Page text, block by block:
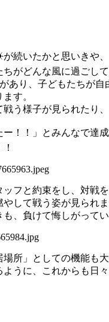
続いたかと思いきや
がどんな風に過ご
あり、子どもたちが
す。
う様子が見られたり
！！」とみんなで達
ッフと約束をし、対戦
して戦う姿が見られま
も、負けて悔しがっ
所」としての機能も大
うに、これからも日